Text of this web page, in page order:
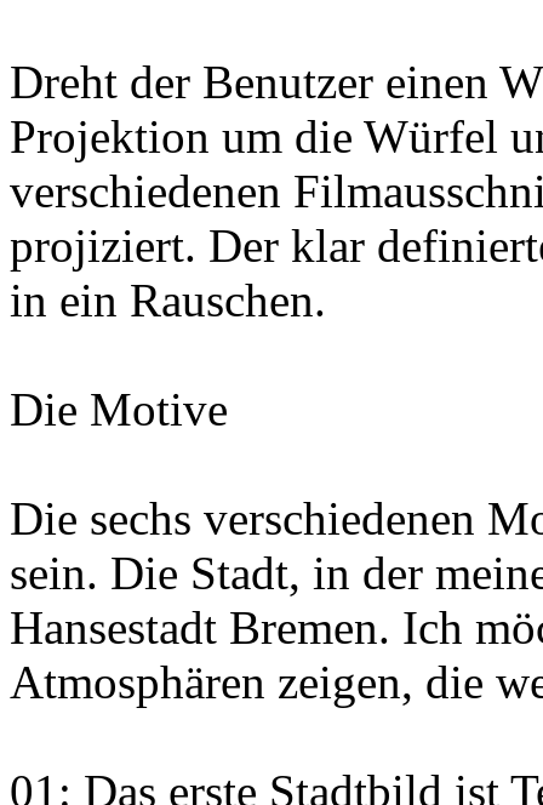
Dreht der Benutzer einen
Projektion um die Würfel
verschiedenen
projiziert. Der klar
in ein Rauschen.
Die Motive
Die sechs verschiedenen
sein. Die Stadt, in der
Hansestadt Bremen. Ich
Atmosphären zeigen, die
01: Das erste Stadtbild ist